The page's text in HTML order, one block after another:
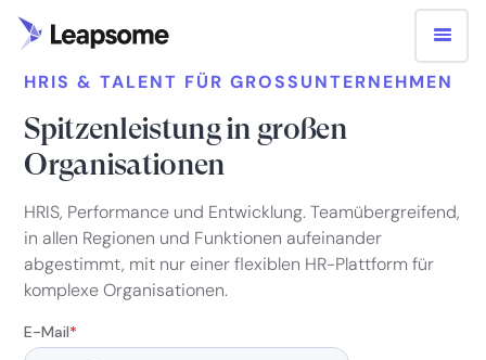
HRIS & TALENT FÜR GROSSUNTERNEHMEN
Spitzenleistung in großen
Organisationen
HRIS, Performance und Entwicklung. Teamübergreifend,
in allen Regionen und Funktionen aufeinander
abgestimmt, mit nur einer flexiblen HR-Plattform für
komplexe Organisationen.